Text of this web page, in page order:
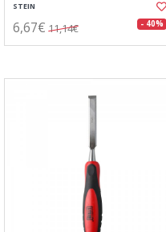
STEIN
6,67€ 11,14€ - 40%